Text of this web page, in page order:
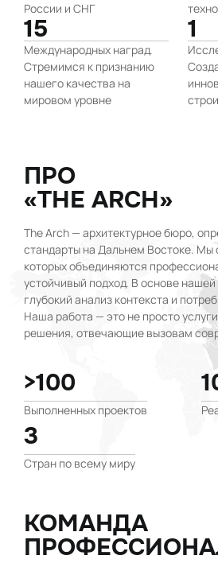
России и СНГ
15
Международных наград.
Стремимся к признанию
нашего качества на
мировом уровне
1
ПРО
«THE ARCH»
The Arch — архитектурное бюро,
стандарты на Дальнем Востоке. Мы
которых объединяются
устойчивый подход. В основе
глубокий анализ контекста и
Наша работа — это не просто
решения, отвечающие вызовам
>100
Выполненных проектов
3
Стран по всему миру
КОМАНДА